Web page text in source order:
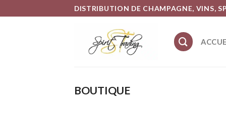
DISTRIBUTION DE CHAMPAGNE, VINS,
BOUTIQUE